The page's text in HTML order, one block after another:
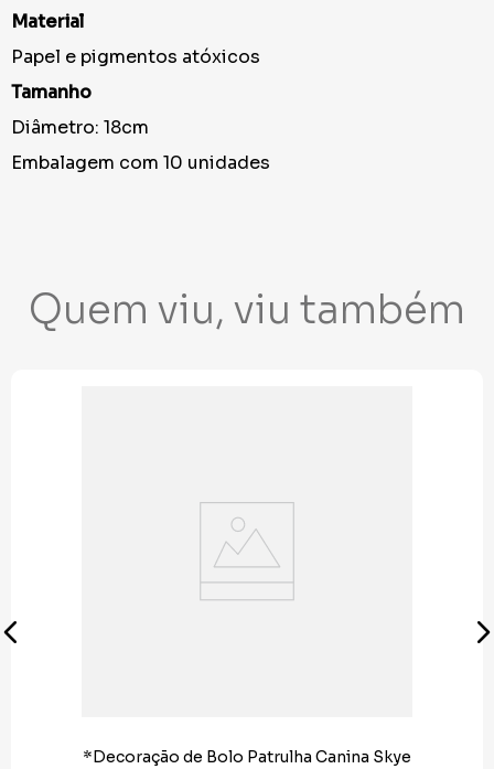
Material
Papel e pigmentos atóxicos
Tamanho
Diâmetro: 18cm
Embalagem com 10 unidades
Quem viu, viu também
*Decoração de Bolo Patrulha Canina Skye